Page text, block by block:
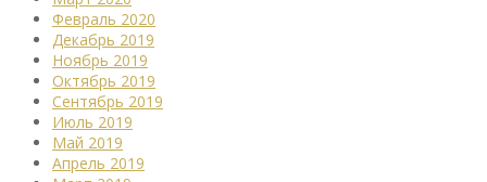
Февраль 2020
Декабрь 2019
Ноябрь 2019
Октябрь 2019
Сентябрь 2019
Июль 2019
Май 2019
Апрель 2019